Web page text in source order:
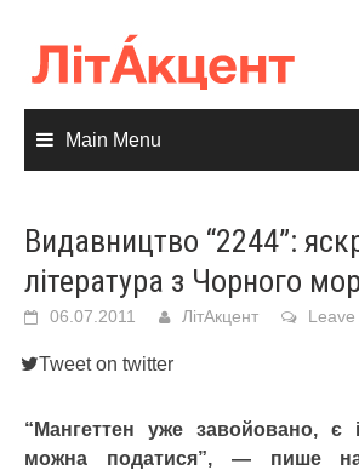
content
Main Menu
Видавництво “2244”:
література з Чорного
06.07.2011 ЛітАкцент
Tweet on twitter
“Мангеттен уже завойовано, є
можна податися”, — пише